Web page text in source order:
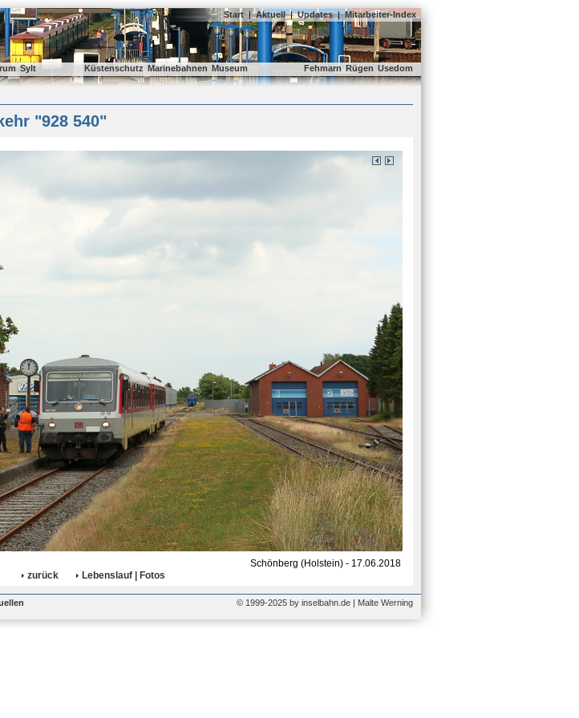
Start | Aktuell | Updates | Mitarbeiter-Index
Sylt Küstenschutz Marinebahnen Museum Fehmarn Rügen Usedom
"928 540"
Schönberg (Holstein) - 17.06.2018
zurück
Lebenslauf | Fotos
© 1999-2025 by inselbahn.de | Malte Werning